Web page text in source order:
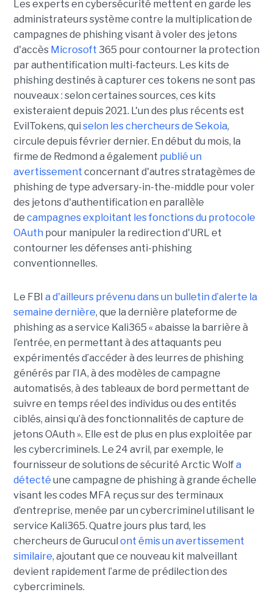
Les experts en cybersécurité mettent en garde les
administrateurs système contre la multiplication de
campagnes de phishing visant à voler des jetons
d'accès Microsoft 365 pour contourner la protection
par authentification multi-facteurs. Les kits de
phishing destinés à capturer ces tokens ne sont pas
nouveaux : selon certaines sources, ces kits
existeraient depuis 2021. L'un des plus récents est
EvilTokens, qui selon les chercheurs de Sekoia,
circule depuis février dernier. En début du mois, la
firme de Redmond a également publié un
avertissement concernant d'autres stratagèmes de
phishing de type adversary-in-the-middle pour voler
des jetons d'authentification en parallèle
de campagnes exploitant les fonctions du protocole
OAuth pour manipuler la redirection d'URL et
contourner les défenses anti-phishing
conventionnelles.
Le FBI a d'ailleurs prévenu dans un bulletin d’alerte la
semaine dernière, que la dernière plateforme de
phishing as a service Kali365 « abaisse la barrière à
l’entrée, en permettant à des attaquants peu
expérimentés d’accéder à des leurres de phishing
générés par l’IA, à des modèles de campagne
automatisés, à des tableaux de bord permettant de
suivre en temps réel des individus ou des entités
ciblés, ainsi qu’à des fonctionnalités de capture de
jetons OAuth ». Elle est de plus en plus exploitée par
les cybercriminels. Le 24 avril, par exemple, le
fournisseur de solutions de sécurité Arctic Wolfa
détecté une campagne de phishing à grande échelle
visant les codes MFA reçus sur des terminaux
d’entreprise, menée par un cybercriminel utilisant le
service Kali365. Quatre jours plus tard, les
chercheurs de Gurucul ont émis un avertissement
similaire, ajoutant que ce nouveau kit malveillant
devient rapidement l’arme de prédilection des
cybercriminels.